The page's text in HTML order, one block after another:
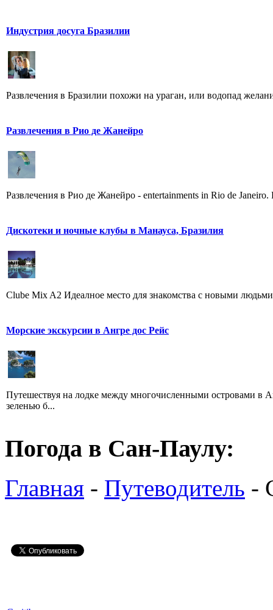
Индустрия досуга Бразилии
Развлечения в Бразилии похожи на ураган, или водопад
Развлечения в Рио де Жанейро
Развлечения в Рио де Жанейро - еntertainments in Rio de
Дискотеки и ночные клубы в Манауса, Бразилия
Clube Mix A2 Идеалное место для знакомства с новыми
Морские экскурсии в Ангре дос Рейс
Путешествуя на лодке между многочисленными островами в
зеленью б...
Погода в Сан-Паулу:
Главная - Путеводитель -